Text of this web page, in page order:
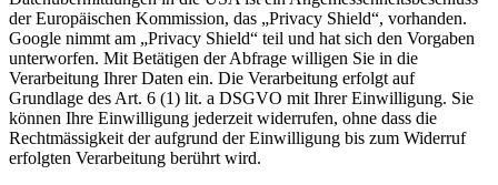
der Europäischen Kommission, das „Privacy Shield“, vorhanden.
Google nimmt am „Privacy Shield“ teil und hat sich den Vorgaben
unterworfen. Mit Betätigen der Abfrage willigen Sie in die
Verarbeitung Ihrer Daten ein. Die Verarbeitung erfolgt auf
Grundlage des Art. 6 (1) lit. a DSGVO mit Ihrer Einwilligung. Sie
können Ihre Einwilligung jederzeit widerrufen, ohne dass die
Rechtmässigkeit der aufgrund der Einwilligung bis zum Widerruf
erfolgten Verarbeitung berührt wird.